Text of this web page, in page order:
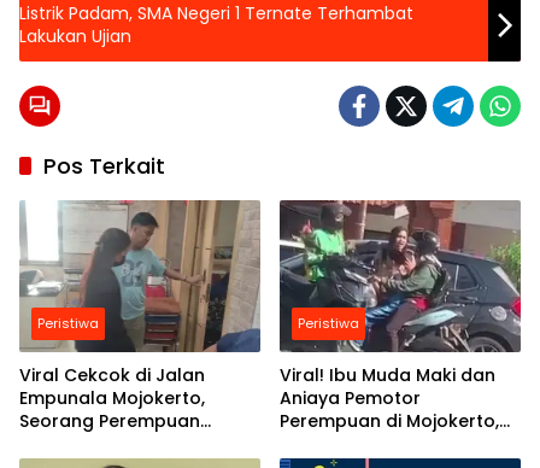
Listrik Padam, SMA Negeri 1 Ternate Terhambat
Lakukan Ujian
Pos Terkait
Peristiwa
Viral Cekcok di Jalan
Empunala Mojokerto,
Seorang Perempuan
Peristiwa
Viral! Ibu Muda Maki dan
Aniaya Pemotor
Perempuan di Mojokerto,